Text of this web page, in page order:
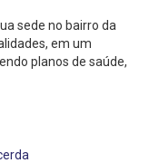
sede no bairro da
em um
planos de saúde,